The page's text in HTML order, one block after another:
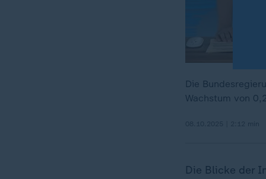
Die
Wachstum von
Die Blicke der